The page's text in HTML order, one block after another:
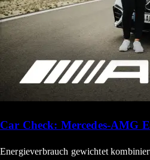
Car Check: Mercedes-AMG
Energieverbrauch gewichtet